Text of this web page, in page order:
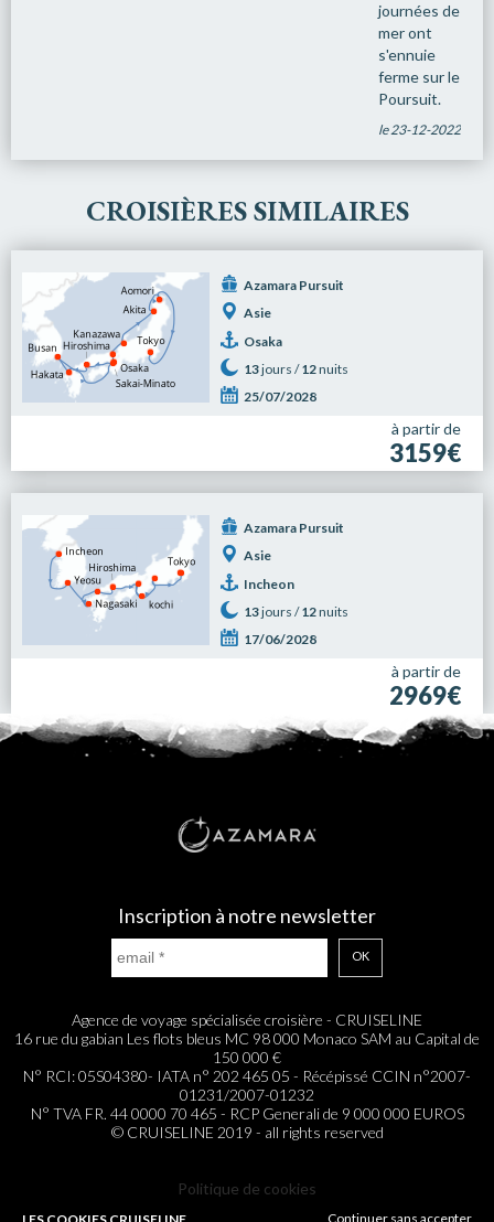
LES COOKIES CRUISELINE Continuer sans accepter
journées de
mer ont
s'ennuie
ferme sur le
Poursuit.
le 23-12-2022
CROISIÈRES SIMILAIRES
Azamara Pursuit
Asie
Osaka
13jours /12nuits
25/07/2028
à partir de
3159€
Azamara Pursuit
Asie
Incheon
13jours /12nuits
17/06/2028
à partir de
2969€
Inscription à notre newsletter
OK
Agence de voyage spécialisée croisière - CRUISELINE
16 rue du gabian Les flots bleus MC 98 000 Monaco SAM au Capital de
150 000 €
N° RCI: 05S04380- IATA n° 202 465 05 - Récépissé CCIN n°2007-
01231/2007-01232
N° TVA FR. 44 0000 70 465 - RCP Generali de 9 000 000 EUROS
© CRUISELINE 2019 - all rights reserved
Politique de cookies